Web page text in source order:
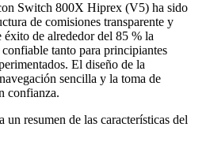
Switch 800X Hiprex (V5) ha sido
de comisiones transparente y
éxito de alrededor del 85 % la
tanto para principiantes
El diseño de la
sencilla y la toma de
confianza.
un resumen de las características del